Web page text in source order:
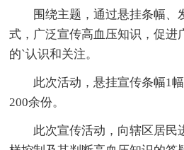
围绕主题，通过悬挂条幅、
式，广泛宣传高血压知识，促进
的`认识和关注。
此次活动，悬挂宣传条幅1
200余份。
此次宣传活动，向辖区居民